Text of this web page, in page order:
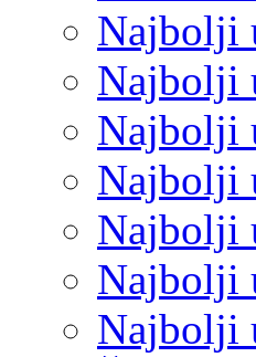
Najbolji
Najbolji
Najbolji
Najbolji
Najbolji
Najbolji
Najbolji